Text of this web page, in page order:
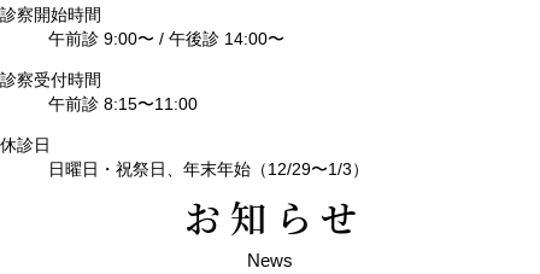
診察開始時間
午前診 9:00〜 / 午後診 14:00〜
診察受付時間
午前診 8:15〜11:00
休診日
日曜日・祝祭日、 年末年始（12/29〜1/3）
お知らせ
News